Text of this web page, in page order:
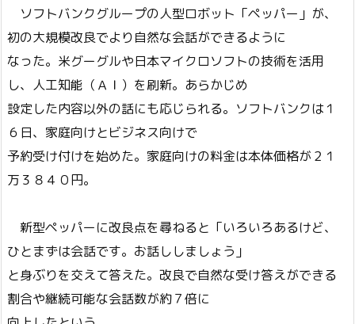
ソフトバンクグループの人型ロボット「ペッパー」が、
初の大規模改良でより自然な会話ができるように
なった。米グーグルや日本マイクロソフトの技術を活用
し、人工知能（ＡＩ）を刷新。あらかじめ
設定した内容以外の話にも応じられる。ソフトバンクは１
６日、家庭向けとビジネス向けで
予約受け付けを始めた。家庭向けの料金は本体価格が２１
万３８４０円。
新型ペッパーに改良点を尋ねると「いろいろあるけど、
ひとまずは会話です。お話ししましょう」
と身ぶりを交えて答えた。改良で自然な受け答えができる
割合や継続可能な会話数が約７倍に